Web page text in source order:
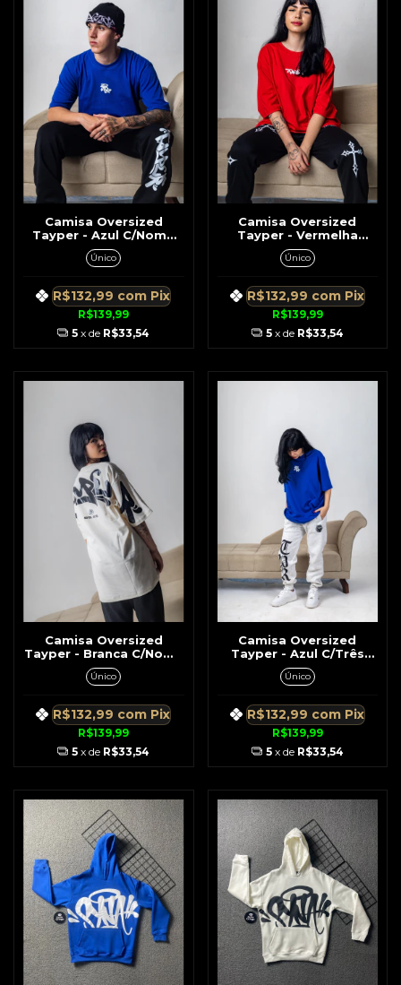
Camisa Oversized
Tayper - Azul C/Nome
Tayper Horizontal
Único
R$139,99
R$132,99 com Pix
5 x de R$33,54
Camisa Oversized
Tayper - Vermelha
C/Anjo Beisebol
Único
R$139,99
R$132,99 com Pix
5 x de R$33,54
Camisa Oversized
Tayper - Branca C/Nome
Tayper na Horizontal
Único
R$139,99
R$132,99 com Pix
5 x de R$33,54
Camisa Oversized
Tayper - Azul C/Três
Anjos
Único
R$139,99
R$132,99 com Pix
5 x de R$33,54